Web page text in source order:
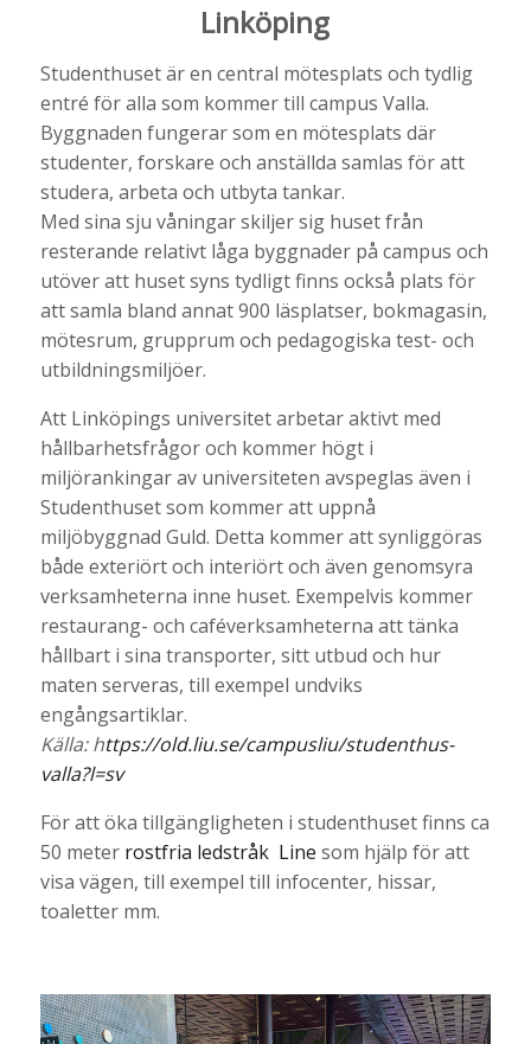
Linköping
Studenthuset är en central mötesplats och tydlig
entré för alla som kommer till campus Valla.
Byggnaden fungerar som en mötesplats där
studenter, forskare och anställda samlas för att
studera, arbeta och utbyta tankar.
Med sina sju våningar skiljer sig huset från
resterande relativt låga byggnader på campus och
utöver att huset syns tydligt finns också plats för
att samla bland annat 900 läsplatser, bokmagasin,
mötesrum, grupprum och pedagogiska test- och
utbildningsmiljöer.
Att Linköpings universitet arbetar aktivt med
hållbarhetsfrågor och kommer högt i
miljörankingar av universiteten avspeglas även i
Studenthuset som kommer att uppnå
miljöbyggnad Guld. Detta kommer att synliggöras
både exteriört och interiört och även genomsyra
verksamheterna inne huset. Exempelvis kommer
restaurang- och caféverksamheterna att tänka
hållbart i sina transporter, sitt utbud och hur
maten serveras, till exempel undviks
engångsartiklar.
Källa: https://old.liu.se/campusliu/studenthus-
valla?l=sv
För att öka tillgängligheten i studenthuset finns ca
50 meter rostfria ledstråk Line som hjälp för att
visa vägen, till exempel till infocenter, hissar,
toaletter mm.